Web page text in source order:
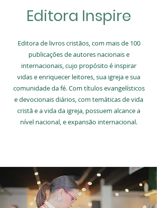
Editora Inspire
Editora de livros cristãos, com mais de 100
publicações de autores nacionais e
internacionais, cujo propósito é inspirar
vidase enriquecer leitores, sua igreja e sua
comunidade da fé. Com títulos evangelísticos
e devocionais diários, com temáticas de vida
cristã e a vida da igreja, possuem alcance a
nível nacional, e expansão internacional.